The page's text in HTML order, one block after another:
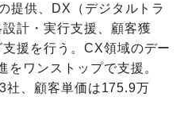
提供、DX（デジタルトラ
計・実行支援、顧客獲
援を行う。CX領域のデー
をワンストップで支援。
社、顧客単価は175.9万